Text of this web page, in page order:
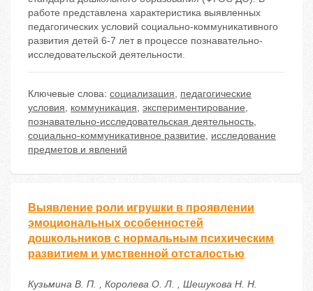
работе представлена характеристика выявленных
педагогических условий социально-коммуникативного
развития детей 6-7 лет в процессе познавательно-
исследовательской деятельности.
Ключевые слова: социализация, педагогические
условия, коммуникация, экспериментирование,
познавательно-исследовательская деятельность,
социально-коммуникативное развитие, исследование
предметов и явлений
Выявление роли игрушки в проявлении
эмоциональных особенностей
дошкольников с нормальным психическим
развитием и умственной отсталостью
Кузьмина В. П. , Королева О. Л. , Шешукова Н. Н.